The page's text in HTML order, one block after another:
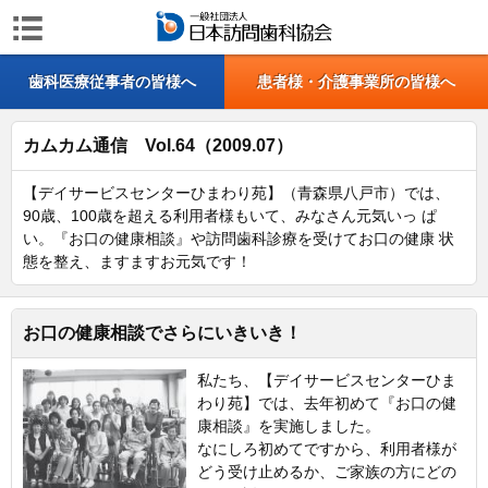
歯科医療従事者の皆様へ 患者様・介護事業所の皆様へ
カムカム通信 Vol.64（2009.07）
【デイサービスセンターひまわり苑】（青森県八戸市）では、
90歳、100歳を超える利用者様もいて、みなさん元気いっ ぱ
い。『お口の健康相談』や訪問歯科診療を受けてお口の健康 状
態を整え、ますますお元気です！
お口の健康相談でさらにいきいき！
私たち、【デイサービスセンターひま
わり苑】では、去年初めて『お口の健
康相談』を実施しました。
なにしろ初めてですから、利用者様が
どう受け止めるか、ご家族の方にどの